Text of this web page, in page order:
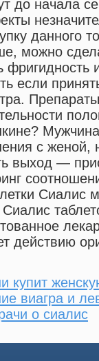
до начала
данного
можно
если
с женой,
выход —
Сиалис
действию
купит
виагра и
о сиалис